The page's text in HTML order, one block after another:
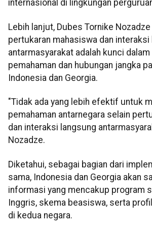
internasional di lingkungan
Lebih lanjut, Dubes Tornike
pertukaran mahasiswa dan interaksi
antarmasyarakat adalah kunci
pemahaman dan hubungan jangka
Indonesia dan Georgia.
"Tidak ada yang lebih efektif untuk
pemahaman antarnegara selain
dan interaksi langsung
Nozadze.
Diketahui, sebagai bagian dari
sama, Indonesia dan Georgia akan
informasi yang mencakup program
Inggris, skema beasiswa, serta
di kedua negara.